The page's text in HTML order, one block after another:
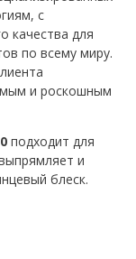
с
качества для
по всему миру.
и роскошным
подходит для
и
блеск.